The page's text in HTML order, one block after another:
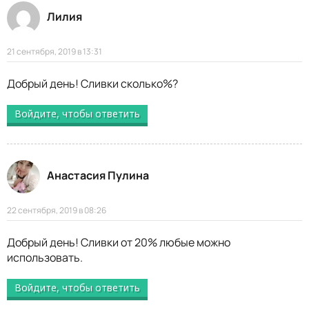
Лилия
21 сентября, 2019 в 13:31
Добрый день! Сливки сколько%?
Войдите, чтобы ответить
Анастасия Пулина
22 сентября, 2019 в 08:26
Добрый день! Сливки от 20% любые можно
использовать.
Войдите, чтобы ответить